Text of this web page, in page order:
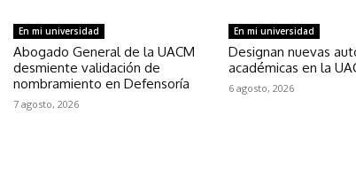
En mi universidad
Abogado General de la UACM
desmiente validación de
nombramiento en Defensoría
7 agosto, 2026
En mi universidad
Designan nuevas
académicas en la
6 agosto, 2026